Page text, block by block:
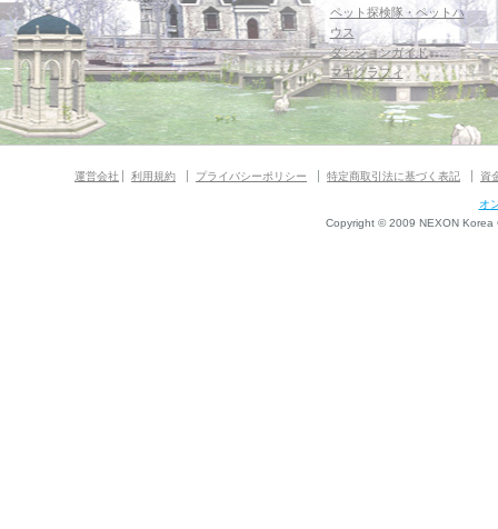
ペット探検隊・ペットハ
ウス
ダンジョンガイド
マギグラフィ
運営会社 利用規約 プライバシーポリシー 特定商取引法に基づく表記 資
オ
Copyright © 2009 NEXON Korea